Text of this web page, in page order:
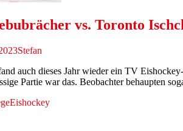
vs. Toronto
Autor
Stefan
auch dieses Jahr wieder ein TV
Partie war das. Beobachter behaupten
Schlagworte
Eishockey